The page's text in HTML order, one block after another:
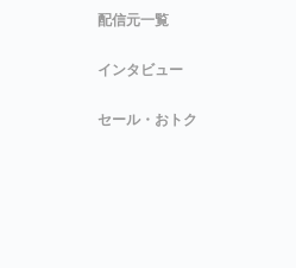
配信元一覧
インタビュー
セール・おトク